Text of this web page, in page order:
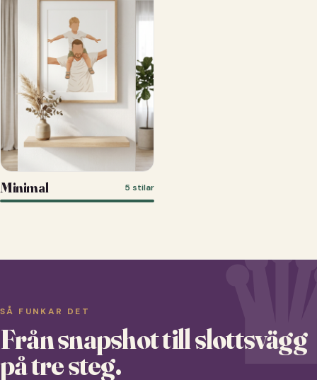
Minimal 5 stilar
SÅ FUNKAR DET
Från snapshot till slottsvägg
på tre steg.